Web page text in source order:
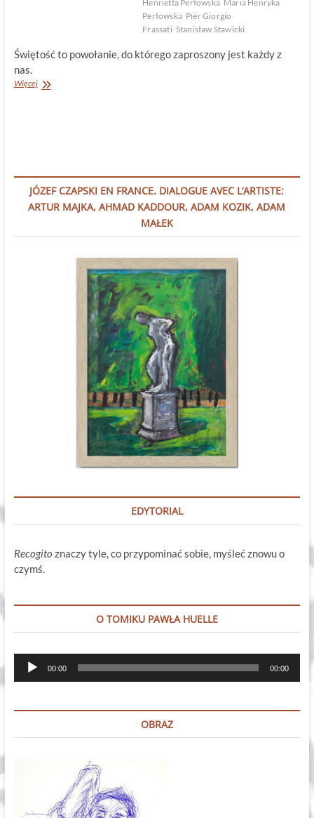
Henrietta Perłowska Maria Henryka
Perłowska Pier Giorgio
Frassati Stanisław Stawicki
Świętość to powołanie, do którego zaproszony jest każdy z
nas.
WięcejNowi
JÓZEF CZAPSKI EN FRANCE. DIALOGUE AVEC L’ARTISTE:
ARTUR MAJKA, AHMAD KADDOUR, ADAM KOZIK, ADAM
MAŁEK
EDYTORIAL
Recogito znaczy tyle, co przypominać sobie, myśleć znowu o
czymś.
O TOMIKU PAWŁA HUELLE
Odtwarzacz
plików
00:00 00:00
OBRAZ